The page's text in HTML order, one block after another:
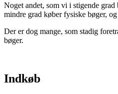
Noget andet, som vi i stigende
mindre grad køber fysiske bøger,
Der er dog mange, som stadig
bøger.
Indkøb